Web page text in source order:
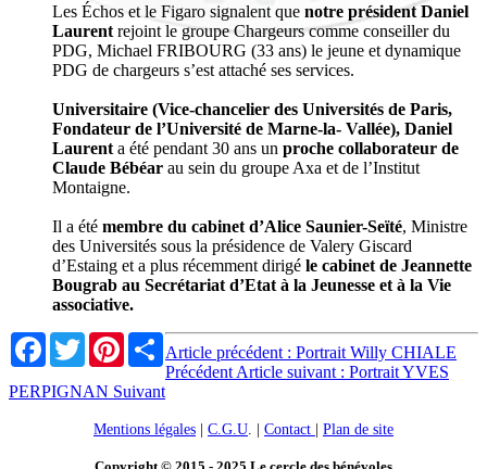
Les Échos et le Figaro signalent que notre président Daniel
Laurent rejoint le groupe Chargeurs comme conseiller du
PDG, Michael FRIBOURG (33 ans) le jeune et dynamique
PDG de chargeurs s’est attaché ses services.
Universitaire (Vice-chancelier des Universités de Paris,
Fondateur de l’Université de Marne-la- Vallée), Daniel
Laurent a été pendant 30 ans un proche collaborateur de
Claude Bébéar au sein du groupe Axa et de l’Institut
Montaigne.
Il a été membre du cabinet d’Alice Saunier-Seïté, Ministre
des Universités sous la présidence de Valery Giscard
d’Estaing et a plus récemment dirigé le cabinet de Jeannette
Bougrab au Secrétariat d’Etat à la Jeunesse et à la Vie
associative.
Facebook
TwitterPinterestShare
Article précédent : Portrait Willy CHIALE
Précédent Article suivant : Portrait YVES
PERPIGNAN Suivant
Mentions légales C.G.U Contact Plan de site